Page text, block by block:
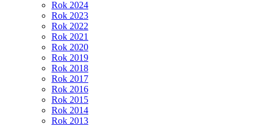
Rok 2024
Rok 2023
Rok 2022
Rok 2021
Rok 2020
Rok 2019
Rok 2018
Rok 2017
Rok 2016
Rok 2015
Rok 2014
Rok 2013